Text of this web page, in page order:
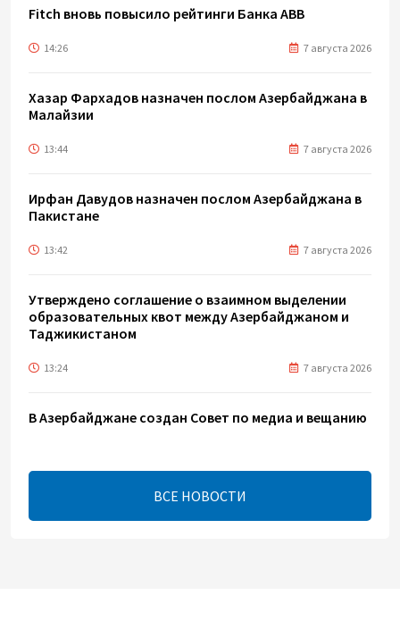
Fitch вновь повысило рейтинги Банка ABB
14:26 7 августа 2026
Хазар Фархадов назначен послом Азербайджана в
Малайзии
13:44 7 августа 2026
Ирфан Давудов назначен послом Азербайджана в
Пакистане
13:42 7 августа 2026
Утверждено соглашение о взаимном выделении
образовательных квот между Азербайджаном и
Таджикистаном
13:24 7 августа 2026
В Азербайджане создан Совет по медиа и вещанию
13:16 7 августа 2026
ЕАЭС расширяет финансовый рынок и вводит
ВСЕ НОВОСТИ